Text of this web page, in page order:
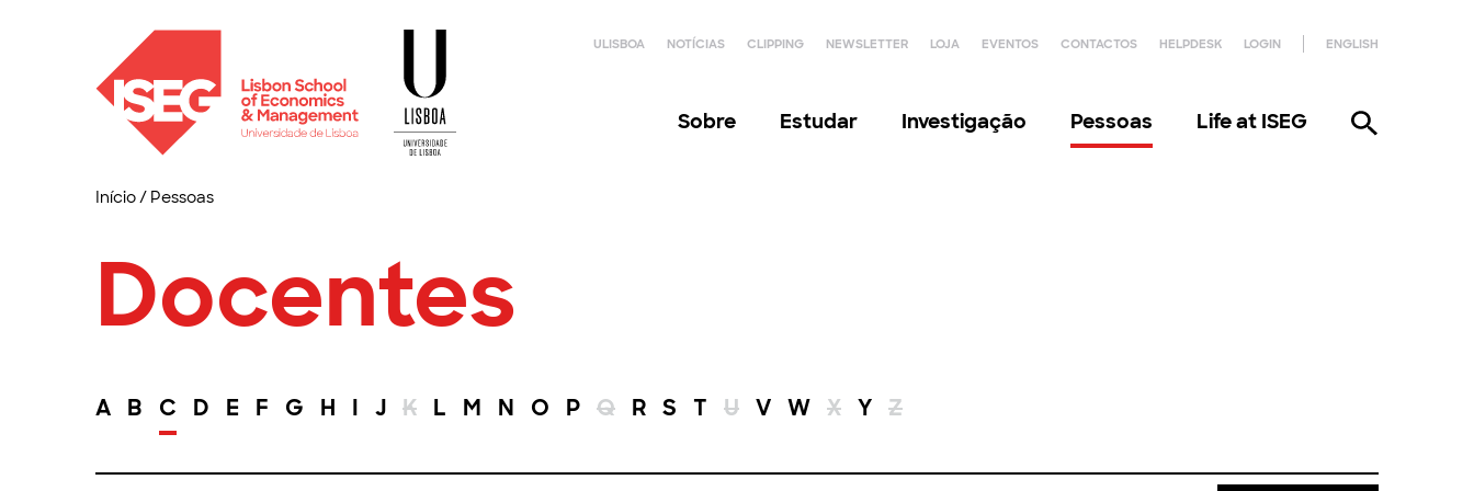
ULISBOA NOTÍCIAS CLIPPING NEWSLETTER LOJA EVENTOS CONTACTOS HELPDESK LOGIN ENGLISH
Sobre Estudar Investigação Pessoas Life at ISEG
Início/ Pessoas
Docentes
A B C D E F G H I J K L M N O P Q R S T U V W X Y Z